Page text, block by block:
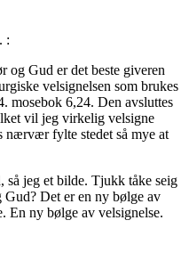
:
og Gud er det beste giveren
velsignelsen som brukes
mosebok 6,24. Den avsluttes
vil jeg virkelig velsigne
nærvær fylte stedet så mye at
så jeg et bilde. Tjukk tåke seig
Det er en ny bølge av
En ny bølge av velsignelse.